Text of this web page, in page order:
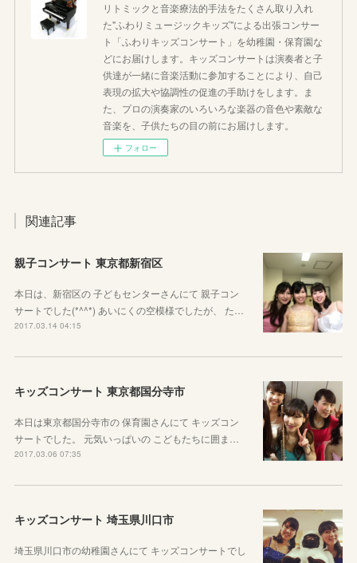
リトミックと音楽療法的手法をたくさん取り入れ
た"ふわりミュージックキッズ"による出張コンサー
ト「ふわりキッズコンサート」を幼稚園・保育園な
どにお届けします。キッズコンサートは演奏者と子
供達が一緒に音楽活動に参加することにより、自己
表現の拡大や協調性の促進の手助けをします。ま
た、プロの演奏家のいろいろな楽器の音色や素敵な
音楽を、子供たちの目の前にお届けします。
フォロー
関連記事
親子コンサート 東京都新宿区
本日は、新宿区の 子どもセンターさんにて 親子コン
サートでした(*^^*) あいにくの空模様でしたが、 た…
2017.03.14 04:15
キッズコンサート 東京都国分寺市
本日は東京都国分寺市の 保育園さんにて キッズコン
サートでした。 元気いっぱいの こどもたちに囲ま…
2017.03.06 07:35
キッズコンサート 埼玉県川口市
埼玉県川口市の幼稚園さんにて キッズコンサートでし